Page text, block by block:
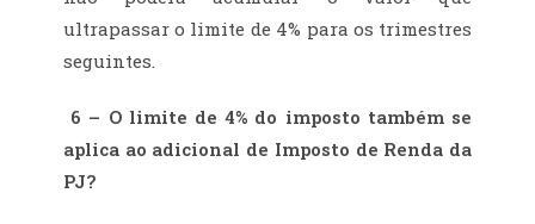
ultrapassar o limite de 4% para os trimestres
seguintes.
6 – O limite de 4% do imposto também se
aplica ao adicional de Imposto de Renda da
PJ?